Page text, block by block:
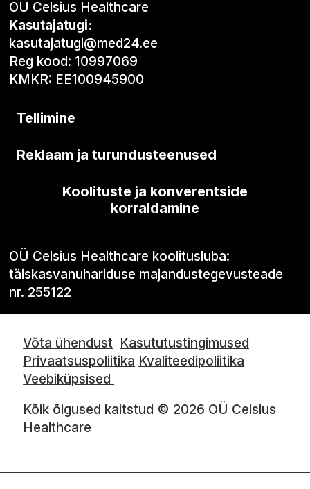
OÜ Celsius Healthcare
Kasutajatugi:
kasutajatugi@med24.ee
Reg kood: 10997069
KMKR: EE100945900
Tellimine
Reklaam ja turundusteenused
Koolituste ja konverentside
korraldamine
OÜ Celsius Healthcare koolitusluba:
täiskasvanuhariduse majandustegevusteade
nr. 255122
Võta ühendust Kasututustingimused
Privaatsuspoliitika Kvaliteedipoliitika
Veebiküpsised
Kõik õigused kaitstud © 2026 OÜ Celsius
Healthcare